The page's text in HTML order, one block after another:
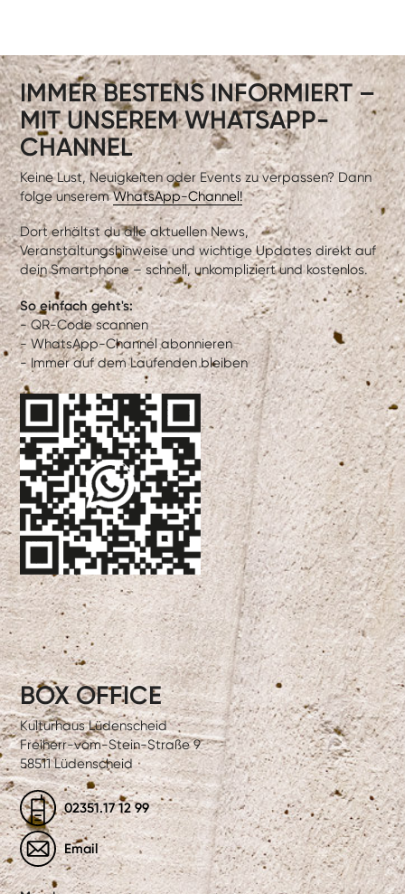
IMMER BESTENS INFORMIERT –
MIT UNSEREM WHATSAPP-
CHANNEL
Keine Lust, Neuigkeiten oder Events zu verpassen? Dann
folge unseremWhatsApp-Channel!
Dort erhältst du alle aktuellen News,
Veranstaltungshinweise und wichtige Updates direkt auf
dein Smartphone – schnell, unkompliziert und kostenlos.
So einfach geht's:
- QR-Code scannen
- WhatsApp-Channel abonnieren
- Immer auf dem Laufenden bleiben
BOX OFFICE
Kulturhaus Lüdenscheid
Freiherr-vom-Stein-Straße 9
58511 Lüdenscheid
02351.17 12 99
Email